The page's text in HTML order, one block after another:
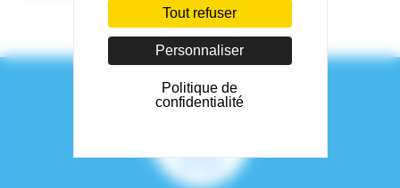
Tout refuser
Personnaliser
Politique de
confidentialité